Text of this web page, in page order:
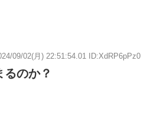
09/02(月) 22:51:54.01 ID:XdRP6pPz0
るのか？